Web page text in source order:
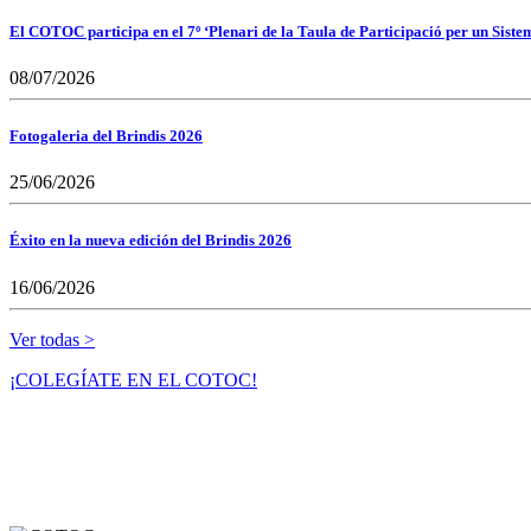
El COTOC participa en el 7º ‘Plenari de la Taula de Participació per un
08/07/2026
Fotogaleria del Brindis 2026
25/06/2026
Éxito en la nueva edición del Brindis 2026
16/06/2026
Ver todas >
¡COLEGÍATE EN EL COTOC!